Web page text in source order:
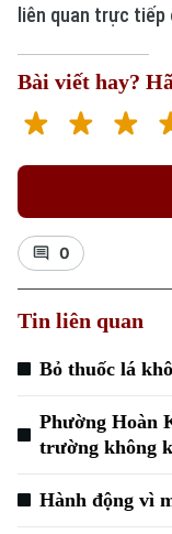
liên quan trực
Bài viết hay?
0
Tin liên quan
Bỏ thuốc lá
Phường Hoàn
trường không
Hành động vì